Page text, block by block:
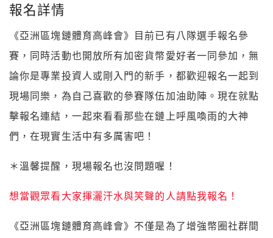
報名詳情
《亞洲區塊鏈體育高峰會》目前已有八隊選手報名參
賽，同時活動也開放所有加密貨幣愛好者一同參加，無
論你是專業投資人或剛入門的新手，都歡迎報名一起到
現場同樂，為自己喜歡的參賽隊伍加油助陣。現在就點
擊報名連結，一起來看看那些在鏈上呼風喚雨的大神
們，在現實生活中有多厲害吧！
＊溫馨提醒，現場報名也沒問題喔！
想當觀眾看大家揮灑汗水與笑聲的人請點我報名！
《亞洲區塊鏈體育高峰會》不僅是為了增強幣圈社群間